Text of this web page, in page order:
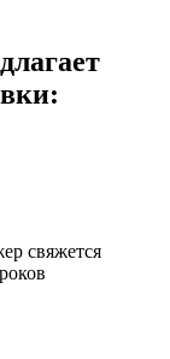
свяжется